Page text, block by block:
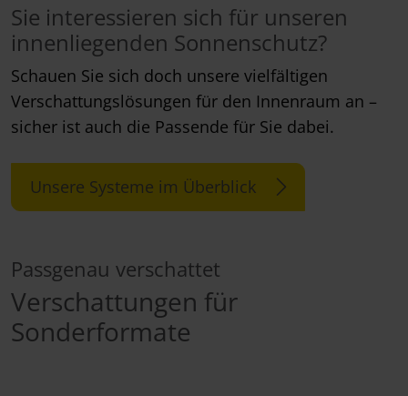
Sie interessieren sich für unseren
innenliegenden Sonnenschutz?
Schauen Sie sich doch unsere vielfältigen
Verschattungslösungen für den Innenraum an –
sicher ist auch die Passende für Sie dabei.
Unsere Systeme im Überblick
Passgenau verschattet
Verschattungen für
Sonderformate